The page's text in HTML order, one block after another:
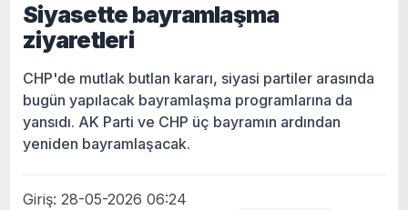
Siyasette bayramlaşma
ziyaretleri
CHP'de mutlak butlan kararı, siyasi partiler arasında
bugün yapılacak bayramlaşma programlarına da
yansıdı. AK Parti ve CHP üç bayramın ardından
yeniden bayramlaşacak.
Giriş: 28-05-2026 06:24